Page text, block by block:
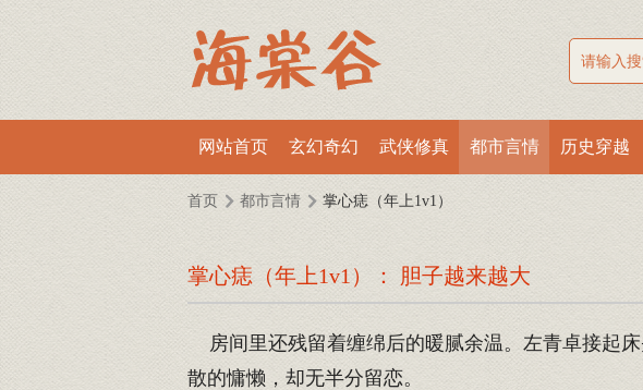
网站首页 玄幻奇幻 武侠修真 都市言情 历史穿越
首页 都市言情 掌心痣（年上1v1）
掌心痣（年上1v1）： 胆子越来越大
房间里还残留着缠绵后的暖腻余温。左青卓接起
散的慵懒，却无半分留恋。